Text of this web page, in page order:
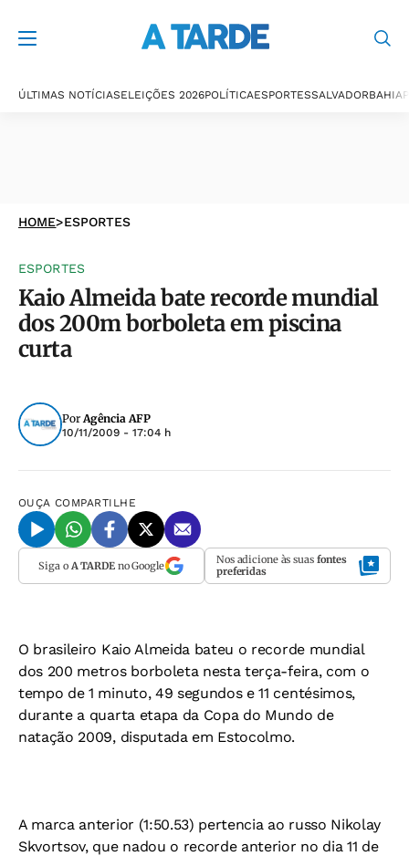
ÚLTIMAS NOTÍCIASELEIÇÕES 2026POLÍTICAESPORTESSALVADORBAHIA
HOME>ESPORTES
ESPORTES
Kaio Almeida bate recorde mundial
dos 200m borboleta em piscina
curta
PorAgência AFP
10/11/2009 - 17:04 h
OUÇA COMPARTILHE
Siga o A TARDEno Google Nos adicione às suas fontes
preferidas
O brasileiro Kaio Almeida bateu o recorde mundial
dos 200 metros borboleta nesta terça-feira, com o
tempo de 1 minuto, 49 segundos e 11 centésimos,
durante a quarta etapa da Copa do Mundo de
natação 2009, disputada em Estocolmo.
A marca anterior (1:50.53) pertencia ao russo Nikolay
Skvortsov, que nadou o recorde anterior no dia 11 de